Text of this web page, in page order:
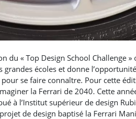
du « Top Design School Challenge »
écoles et donne
se faire connaître. Pour cette
la Ferrari de 2040. Cette
à l’Institut supérieur de design
de design baptisé la Ferrari